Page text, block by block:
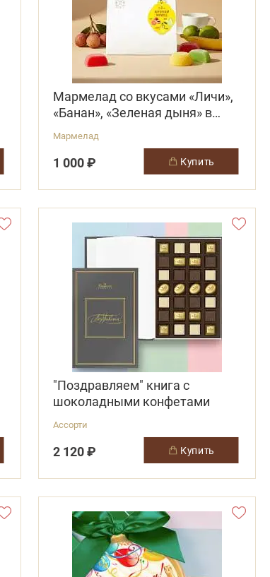
Мармелад со вкусами «Личи»,
«Банан», «Зеленая дыня» в
термопакете
Мармелад
1 000 ₽ купить
"Поздравляем" книга с
шоколадными конфетами
Ассорти
2 120 ₽ купить